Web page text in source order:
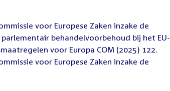
voor Europese Zaken inzake de
behandelvoorbehoud bij het EU-
voor Europa COM (2025) 122.
voor Europese Zaken inzake de